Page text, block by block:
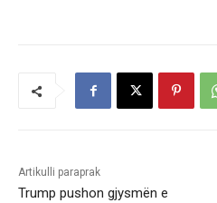
Artikulli paraprak
Trump pushon gjysmën e